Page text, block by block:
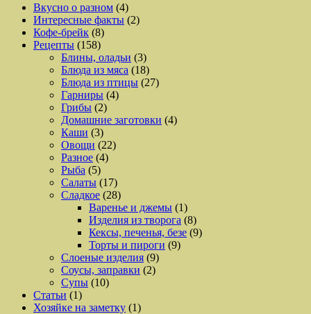
Вкусно о разном (4)
Интересные факты (2)
Кофе-брейк (8)
Рецепты (158)
Блины, оладьи (3)
Блюда из мяса (18)
Блюда из птицы (27)
Гарниры (4)
Грибы (2)
Домашние заготовки (4)
Каши (3)
Овощи (22)
Разное (4)
Рыба (5)
Салаты (17)
Сладкое (28)
Варенье и джемы (1)
Изделия из творога (8)
Кексы, печенья, безе (9)
Торты и пироги (9)
Слоеные изделия (9)
Соусы, заправки (2)
Супы (10)
Статьи (1)
Хозяйке на заметку (1)